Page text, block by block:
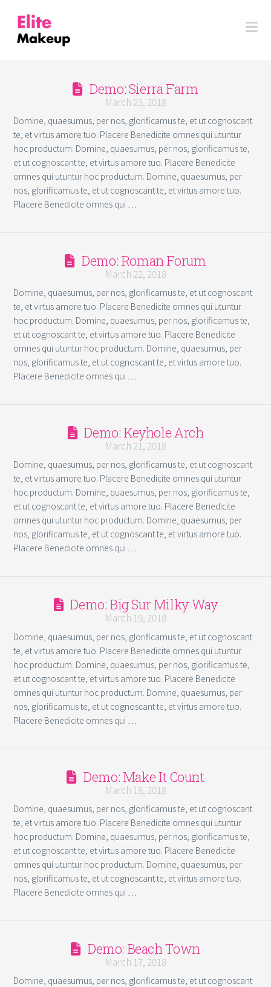
Demo: Sierra Farm
March 23, 2018
Domine, quaesumus, per nos, glorificamus te, et ut cognoscant
te, et virtus amore tuo. Placere Benedicite omnes qui utuntur
hoc productum. Domine, quaesumus, per nos, glorificamus te,
et ut cognoscant te, et virtus amore tuo. Placere Benedicite
omnes qui utuntur hoc productum. Domine, quaesumus, per
nos, glorificamus te, et ut cognoscant te, et virtus amore tuo.
Placere Benedicite omnes qui …
Demo: Roman Forum
March 22, 2018
Domine, quaesumus, per nos, glorificamus te, et ut cognoscant
te, et virtus amore tuo. Placere Benedicite omnes qui utuntur
hoc productum. Domine, quaesumus, per nos, glorificamus te,
et ut cognoscant te, et virtus amore tuo. Placere Benedicite
omnes qui utuntur hoc productum. Domine, quaesumus, per
nos, glorificamus te, et ut cognoscant te, et virtus amore tuo.
Placere Benedicite omnes qui …
Demo: Keyhole Arch
March 21, 2018
Domine, quaesumus, per nos, glorificamus te, et ut cognoscant
te, et virtus amore tuo. Placere Benedicite omnes qui utuntur
hoc productum. Domine, quaesumus, per nos, glorificamus te,
et ut cognoscant te, et virtus amore tuo. Placere Benedicite
omnes qui utuntur hoc productum. Domine, quaesumus, per
nos, glorificamus te, et ut cognoscant te, et virtus amore tuo.
Placere Benedicite omnes qui …
Demo: Big Sur Milky Way
March 19, 2018
Domine, quaesumus, per nos, glorificamus te, et ut cognoscant
te, et virtus amore tuo. Placere Benedicite omnes qui utuntur
hoc productum. Domine, quaesumus, per nos, glorificamus te,
et ut cognoscant te, et virtus amore tuo. Placere Benedicite
omnes qui utuntur hoc productum. Domine, quaesumus, per
nos, glorificamus te, et ut cognoscant te, et virtus amore tuo.
Placere Benedicite omnes qui …
Demo: Make It Count
March 18, 2018
Domine, quaesumus, per nos, glorificamus te, et ut cognoscant
te, et virtus amore tuo. Placere Benedicite omnes qui utuntur
hoc productum. Domine, quaesumus, per nos, glorificamus te,
et ut cognoscant te, et virtus amore tuo. Placere Benedicite
omnes qui utuntur hoc productum. Domine, quaesumus, per
nos, glorificamus te, et ut cognoscant te, et virtus amore tuo.
Placere Benedicite omnes qui …
Demo: Beach Town
March 17, 2018
Domine, quaesumus, per nos, glorificamus te, et ut cognoscant